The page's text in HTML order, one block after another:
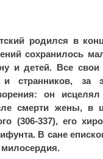
родился в
сохранилось
и детей. Все свои
странников, за
он
смерти жены, в
(306-337), его
В сане
милосердия.